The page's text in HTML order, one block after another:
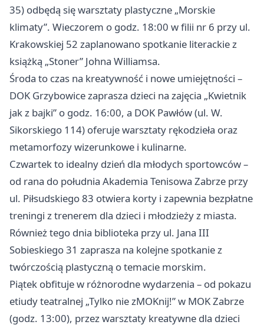
35) odbędą się warsztaty plastyczne „Morskie
klimaty”. Wieczorem o godz. 18:00 w filii nr 6 przy ul.
Krakowskiej 52 zaplanowano spotkanie literackie z
książką „Stoner” Johna Williamsa.
Środa to czas na kreatywność i nowe umiejętności –
DOK Grzybowice zaprasza dzieci na zajęcia „Kwietnik
jak z bajki” o godz. 16:00, a DOK Pawłów (ul. W.
Sikorskiego 114) oferuje warsztaty rękodzieła oraz
metamorfozy wizerunkowe i kulinarne.
Czwartek to idealny dzień dla młodych sportowców –
od rana do południa Akademia Tenisowa Zabrze przy
ul. Piłsudskiego 83 otwiera korty i zapewnia bezpłatne
treningi z trenerem dla dzieci i młodzieży z miasta.
Również tego dnia biblioteka przy ul. Jana III
Sobieskiego 31 zaprasza na kolejne spotkanie z
twórczością plastyczną o temacie morskim.
Piątek obfituje w różnorodne wydarzenia – od pokazu
etiudy teatralnej „Tylko nie zMOKnij!” w MOK Zabrze
(godz. 13:00), przez warsztaty kreatywne dla dzieci